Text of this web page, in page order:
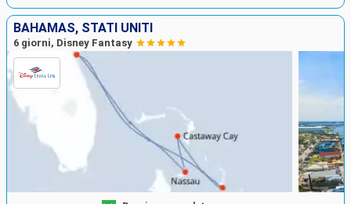
BAHAMAS, STATI UNITI
6 giorni, Disney Fantasy